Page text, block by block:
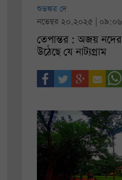
শুভঙ্কর দে
নভেম্বর ২০.২০২৫ |
তেপান্তর : অজয়
উঠেছে যে নাট্যগ্রাম